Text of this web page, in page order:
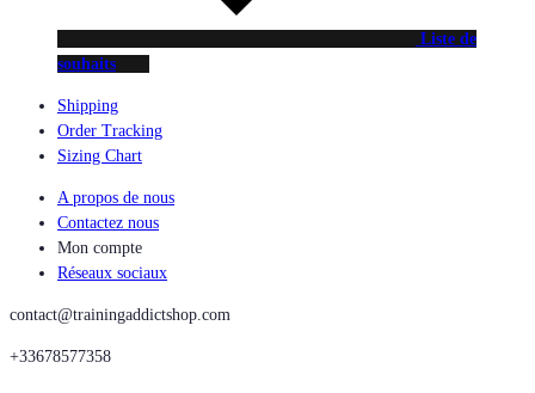
Liste de
souhaits
Shipping
Order Tracking
Sizing Chart
A propos de nous
Contactez nous
Mon compte
Réseaux sociaux
contact@trainingaddictshop.com
+33678577358